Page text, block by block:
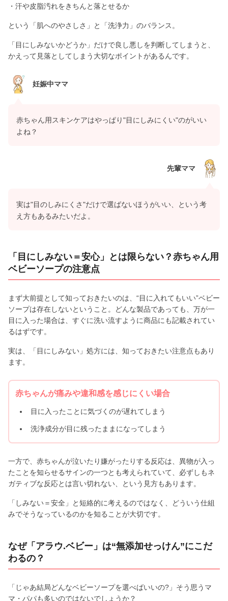
・汗や皮脂汚れをきちんと落とせるか
という「肌へのやさしさ」と「洗浄力」のバランス。
「目にしみないかどうか」だけで良し悪しを判断してしまうと、
かえって見落としてしまう大切なポイントがあるんです。
妊娠中ママ
赤ちゃん用スキンケアはやっぱり"目にしみにくい"のがいい
よね？
先輩ママ
実は"目のしみにくさ"だけで選ばないほうがいい、という考
え方もあるみたいだよ。
「目にしみない＝安心」とは限らない？赤ちゃん用
ベビーソープの注意点
まず大前提として知っておきたいのは、“目に入れてもいい”ベビー
ソープは存在しないということ。どんな製品であっても、万が一
目に入った場合は、すぐに洗い流すように商品にも記載されてい
るはずです。
実は、「目にしみない」処方には、知っておきたい注意点もあり
ます。
赤ちゃんが痛みや違和感を感じにくい場合
目に入ったことに気づくのが遅れてしまう
洗浄成分が目に残ったままになってしまう
一方で、赤ちゃんが泣いたり嫌がったりする反応は、異物が入っ
たことを知らせるサインの一つとも考えられていて、必ずしもネ
ガティブな反応とは言い切れない、という見方もあります。
「しみない＝安全」と短絡的に考えるのではなく、どういう仕組
みでそうなっているのかを知ることが大切です。
なぜ「アラウ.ベビー」は“無添加せっけん”にこだ
わるの？
「じゃあ結局どんなベビーソープを選べばいいの?」そう思うマ
マ・パパも多いのではないでしょうか？